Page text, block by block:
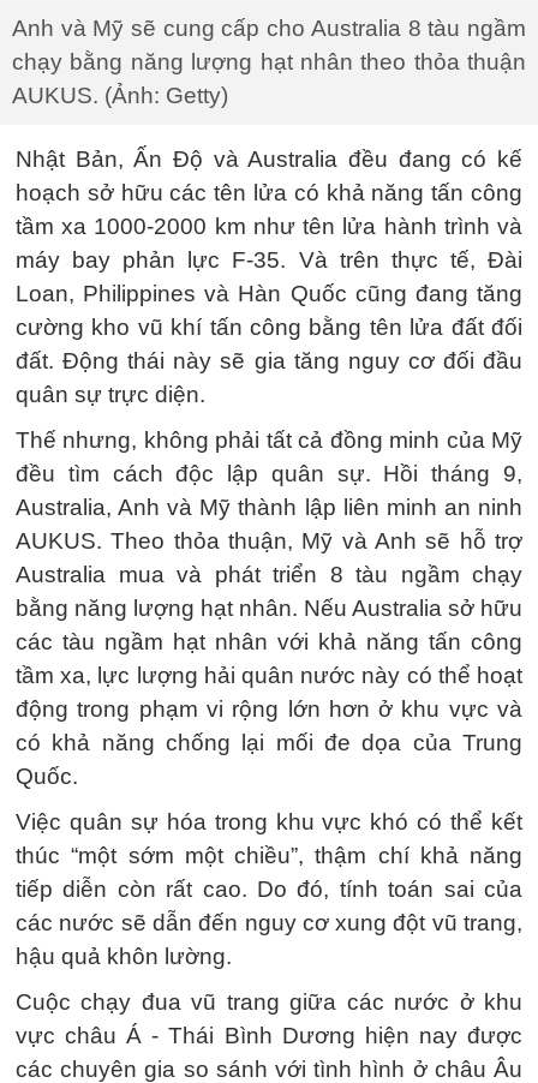
Anh và Mỹ sẽ cung cấp cho Australia 8 tàu ngầm
chạy bằng năng lượng hạt nhân theo thỏa thuận
AUKUS. (Ảnh: Getty)
Nhật Bản, Ấn Độ và Australia đều đang có kế
hoạch sở hữu các tên lửa có khả năng tấn công
tầm xa 1000-2000 km như tên lửa hành trình và
máy bay phản lực F-35. Và trên thực tế, Đài
Loan, Philippines và Hàn Quốc cũng đang tăng
cường kho vũ khí tấn công bằng tên lửa đất đối
đất. Động thái này sẽ gia tăng nguy cơ đối đầu
quân sự trực diện.
Thế nhưng, không phải tất cả đồng minh của Mỹ
đều tìm cách độc lập quân sự. Hồi tháng 9,
Australia, Anh và Mỹ thành lập liên minh an ninh
AUKUS. Theo thỏa thuận, Mỹ và Anh sẽ hỗ trợ
Australia mua và phát triển 8 tàu ngầm chạy
bằng năng lượng hạt nhân. Nếu Australia sở hữu
các tàu ngầm hạt nhân với khả năng tấn công
tầm xa, lực lượng hải quân nước này có thể hoạt
động trong phạm vi rộng lớn hơn ở khu vực và
có khả năng chống lại mối đe dọa của Trung
Quốc.
Việc quân sự hóa trong khu vực khó có thể kết
thúc “một sớm một chiều”, thậm chí khả năng
tiếp diễn còn rất cao. Do đó, tính toán sai của
các nước sẽ dẫn đến nguy cơ xung đột vũ trang,
hậu quả khôn lường.
Cuộc chạy đua vũ trang giữa các nước ở khu
vực châu Á - Thái Bình Dương hiện nay được
các chuyên gia so sánh với tình hình ở châu Âu